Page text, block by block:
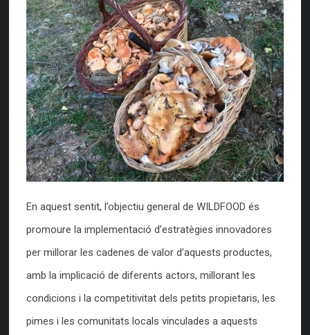
En aquest sentit, l’objectiu general de WILDFOOD és
promoure la implementació d’estratègies innovadores
per millorar les cadenes de valor d’aquests productes,
amb la implicació de diferents actors, millorant les
condicions i la competitivitat dels petits propietaris, les
pimes i les comunitats locals vinculades a aquests